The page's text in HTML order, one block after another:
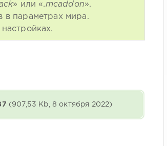
» или «.mcaddon».
в параметрах мира.
(907,53 Kb, 8 октября 2022)